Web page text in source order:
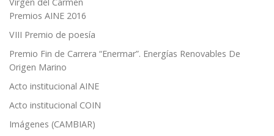
Premios AINE 2016
VIII Premio de poesía
Premio Fin de Carrera “Enermar”. Energías Renovables De
Origen Marino
Acto institucional AINE
Acto institucional COIN
Imágenes (CAMBIAR)